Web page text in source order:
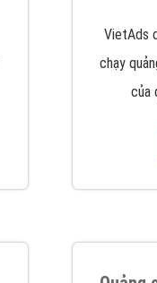
VietAds
chạy
của